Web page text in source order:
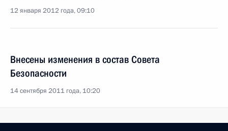
12 января 2012 года, 09:10
Внесены изменения в состав Совета
Безопасности
14 сентября 2011 года, 10:20